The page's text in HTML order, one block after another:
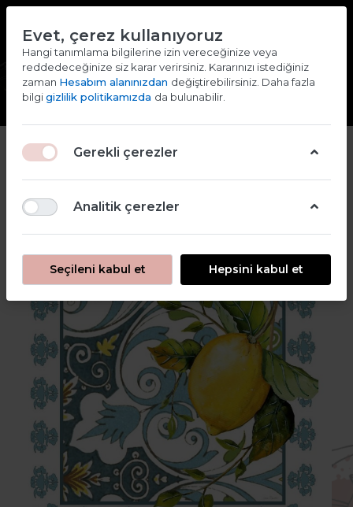
Giriş yap Kaydol
Evet, çerez kullanıyoruz
Hangi tanımlama bilgilerine izin vereceğinize veya
reddedeceğinize siz karar verirsiniz. Kararınızı istediğiniz
zaman Hesabım alanınızdan değiştirebilirsiniz. Daha fazla
bilgigizlilik politikamızda da bulunabilir.
Gerekli çerezler
Analitik çerezler
Seçileni kabul et Hepsini kabul et